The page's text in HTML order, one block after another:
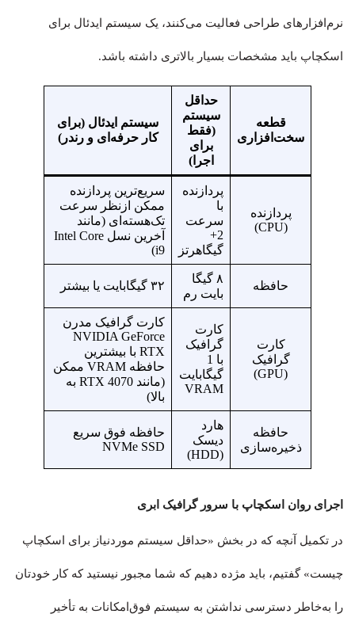
نرم‌افزارهای طراحی فعالیت می‌کنند، یک سیستم ایدئال برای
اسکچاپ باید مشخصات بسیار بالاتری داشته باشد.
قطعه
سخت‌افزاری
حداقل
سیستم
(فقط
برای
اجرا)
سیستم ایدئال (برای
کار حرفه‌ای و رندر)
پردازنده
(CPU)
پردازنده
با
سرعت
2+
گیگاهرتز
سریع‌ترین پردازنده
ممکن ازنظر سرعت
تک‌هسته‌ای (مانند
آخرین نسل Intel Core
i9)
حافظه
۸ گیگا
بایت رم
۳۲ گیگابایت یا بیشتر
کارت
گرافیک
(GPU)
کارت
گرافیک
با 1
گیگابایت
VRAM
کارت گرافیک مدرن
NVIDIA GeForce
RTX با بیشترین
حافظه VRAM ممکن
(مانند RTX 4070 به
بالا)
حافظه
ذخیره‌سازی
هارد
دیسک
(HDD)
حافظه فوق سریع
NVMe SSD
اجرای روان اسکچاپ با سرور گرافیک ابری
در تکمیل آنچه که در بخش «حداقل سیستم موردنیاز برای اسکچاپ
چیست» گفتیم، باید مژده دهیم که شما مجبور نیستید که کار خودتان
را به‌خاطر دسترسی نداشتن به سیستم فوق‌امکانات به تأخیر